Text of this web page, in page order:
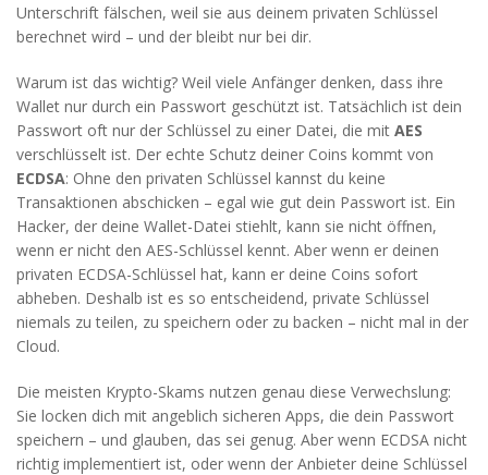
Unterschrift fälschen, weil sie aus deinem privaten Schlüssel
berechnet wird – und der bleibt nur bei dir.
Warum ist das wichtig? Weil viele Anfänger denken, dass ihre
Wallet nur durch ein Passwort geschützt ist. Tatsächlich ist dein
Passwort oft nur der Schlüssel zu einer Datei, die mit AES
verschlüsselt ist. Der echte Schutz deiner Coins kommt von
ECDSA: Ohne den privaten Schlüssel kannst du keine
Transaktionen abschicken – egal wie gut dein Passwort ist. Ein
Hacker, der deine Wallet-Datei stiehlt, kann sie nicht öffnen,
wenn er nicht den AES-Schlüssel kennt. Aber wenn er deinen
privaten ECDSA-Schlüssel hat, kann er deine Coins sofort
abheben. Deshalb ist es so entscheidend, private Schlüssel
niemals zu teilen, zu speichern oder zu backen – nicht mal in der
Cloud.
Die meisten Krypto-Skams nutzen genau diese Verwechslung:
Sie locken dich mit angeblich sicheren Apps, die dein Passwort
speichern – und glauben, das sei genug. Aber wenn ECDSA nicht
richtig implementiert ist, oder wenn der Anbieter deine Schlüssel